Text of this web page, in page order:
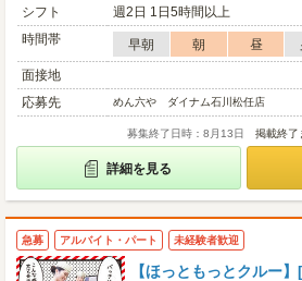
シフト
週2日 1日5時間以上
時間帯
早朝 朝 昼
面接地
応募先
めん六や ダイナム石川松任店
募集終了日時：8月13日 掲載終了
詳細を見る
急募 アルバイト・パート 未経験者歓迎
【ほっともっとクルー